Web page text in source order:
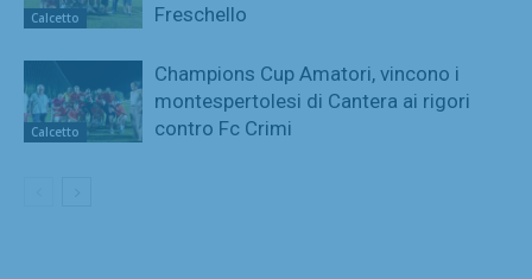
Calcetto
Freschello
Calcetto
Champions Cup Amatori, vincono i
montespertolesi di Cantera ai rigori
contro Fc Crimi